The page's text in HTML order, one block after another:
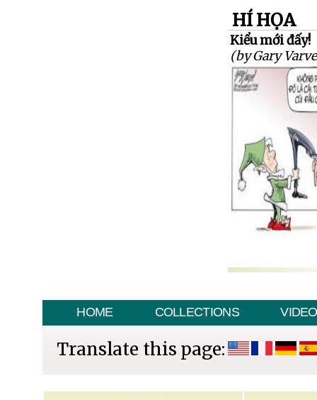
HÍ HỌA
Kiểu mới đấy!
(by Gary
HOME COLLECTIONS VIDEO
Translate this page: